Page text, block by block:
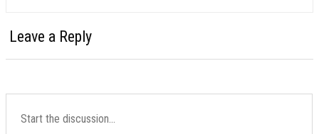
Leave a Reply